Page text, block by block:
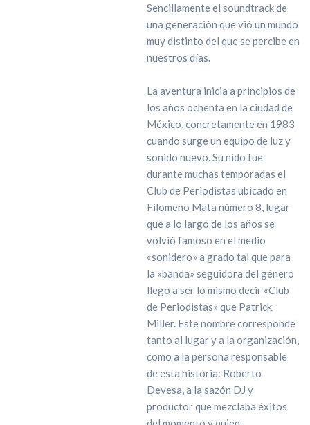
Sencillamente el soundtrack de
una generación que vió un mundo
muy distinto del que se percibe en
nuestros días.
La aventura inicia a principios de
los años ochenta en la ciudad de
México, concretamente en 1983
cuando surge un equipo de luz y
sonido nuevo. Su nido fue
durante muchas temporadas el
Club de Periodistas ubicado en
Filomeno Mata número 8, lugar
que a lo largo de los años se
volvió famoso en el medio
«sonidero» a grado tal que para
la «banda» seguidora del género
llegó a ser lo mismo decir «Club
de Periodistas» que Patrick
Miller. Este nombre corresponde
tanto al lugar y a la organización,
como a la persona responsable
de esta historia: Roberto
Devesa, a la sazón DJ y
productor que mezclaba éxitos